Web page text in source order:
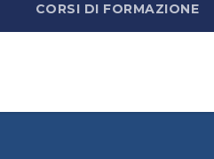
CORSI DI FORMAZIONE